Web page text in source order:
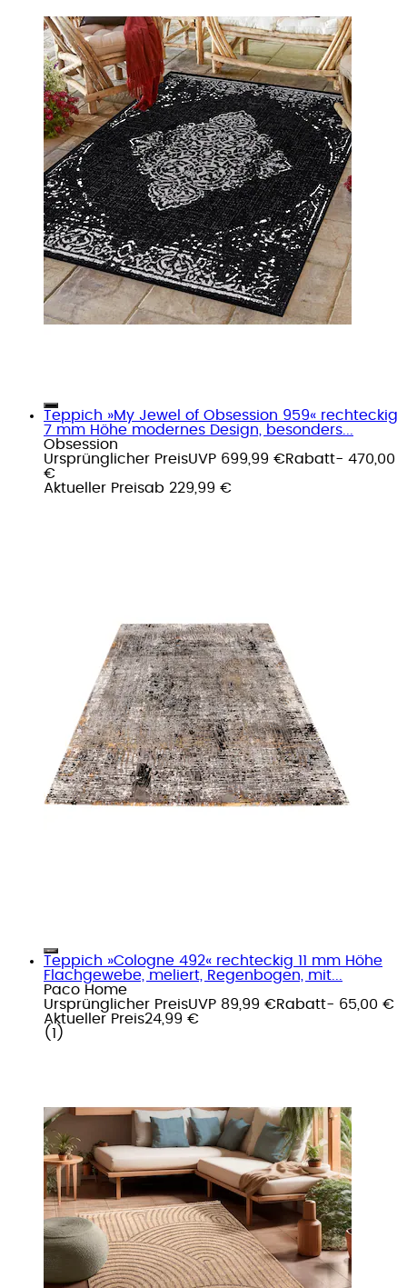
Teppich »My Jewel of Obsession 959« rechteckig
7 mm Höhe modernes Design, besonders...
Obsession
Ursprünglicher PreisUVP 699,99 €Rabatt- 470,00
€
Aktueller Preisab 229,99 €
Teppich »Cologne 492« rechteckig 11 mm Höhe
Flachgewebe, meliert, Regenbogen, mit...
Paco Home
Ursprünglicher PreisUVP 89,99 €Rabatt- 65,00 €
Aktueller Preis24,99 €
( 1 )